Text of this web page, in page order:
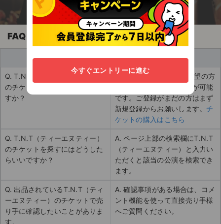
FAQ
買い手
Q. T.N.T（ティーエヌティー）
のチケットはどうやって買えま
すか？
A. チケットの購入をご希望の方
は以下のページから購入が可能
です。ご登録がまだの方はまず
新規登録からお願いします。 チ
ケットの購入はこちら
Q. T.N.T（ティーエヌティー）
のチケットを探すにはどうした
らいいですか？
A. ページ上部の検索欄にT.N.T
（ティーエヌティー）と入力い
ただくと該当の公演を検索でき
ます。
Q. 出品されているT.N.T（ティ
ーエヌティー）のチケットで売
り手に確認したいことがありま
す。
A. 確認事項がある場合は、コメ
ント機能を使って直接売り手様
へご質問ください。
今すぐエントリーに進む